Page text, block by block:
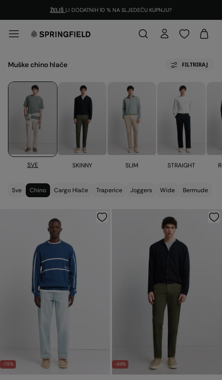
ŽELIŠ LI DODATNIH 10 % NA SLJEDEĆU KUPNJU?
Muške chino hlače FILTRIRAJ
SVE SKINNY SLIM STRAIGHT
Sve Chino Cargo Hlače Traperice Joggers Wide Bermude
-75% -68%